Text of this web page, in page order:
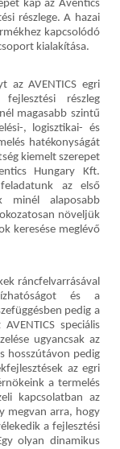
kap az Aventics
részlege. A hazai
kapcsolódó
kialakítása.
az AVENTICS egri
részleg
magasabb szintű
, logisztikai- és
hatékonyságát
kiemelt szerepet
Hungary Kft.
feladatunk az első
minél alaposabb
növeljük
keresése meglévő
ráncfelvarrásával
és a
pedig a
speciális
ugyancsak az
hosszútávon pedig
az egri
a termelés
kapcsolatban az
megvan arra, hogy
a fejlesztési
olyan dinamikus